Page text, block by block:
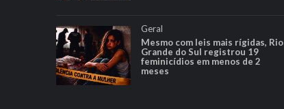
Geral
Mesmo com leis mais rígidas, Rio
Grande do Sul registrou 19
feminicídios em menos de 2
meses